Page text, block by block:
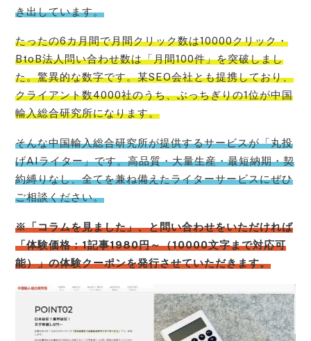
き出しています。
たったの6カ月間で月間クリック数は10000クリック・
BtoB法人問い合わせ数は「月間100件」を突破しまし
た。驚異的な数字です。某SEO会社とも提携しており、
クライアント数4000社のうち、ぶっちぎりの1位が中国
輸入総合研究所になります。
そんな中国輸入総合研究所が提供するサービスが「丸投
げAIライター」です。高品質・大量生産・最短納期・契
約縛りなし、全てを兼ね備えたライターサービスにぜひ
ご相談ください。
※「コラムを見ました」、と問い合わせをいただければ
「体験価格：1記事1980円～（10000文字まで対応可
能）」の体験クーポンを発行させていただきます。